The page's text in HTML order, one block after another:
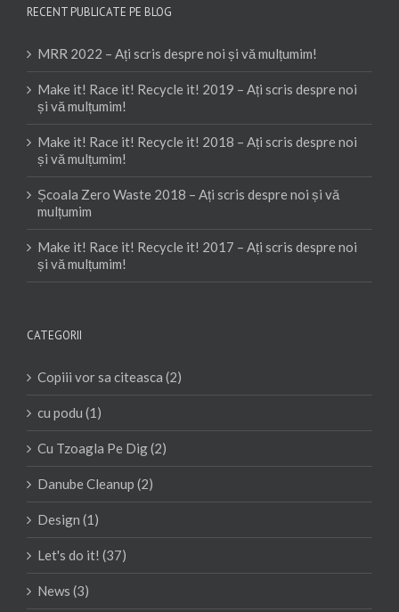
RECENT PUBLICATE PE BLOG
MRR 2022 – Ați scris despre noi și vă mulțumim!
Make it! Race it! Recycle it! 2019 – Ați scris despre noi
și vă mulțumim!
Make it! Race it! Recycle it! 2018 – Ați scris despre noi
și vă mulțumim!
Școala Zero Waste 2018 – Ați scris despre noi și vă
mulțumim
Make it! Race it! Recycle it! 2017 – Ați scris despre noi
și vă mulțumim!
CATEGORII
Copiii vor sa citeasca (2)
cu podu (1)
Cu Tzoagla Pe Dig (2)
Danube Cleanup (2)
Design (1)
Let's do it! (37)
News (3)